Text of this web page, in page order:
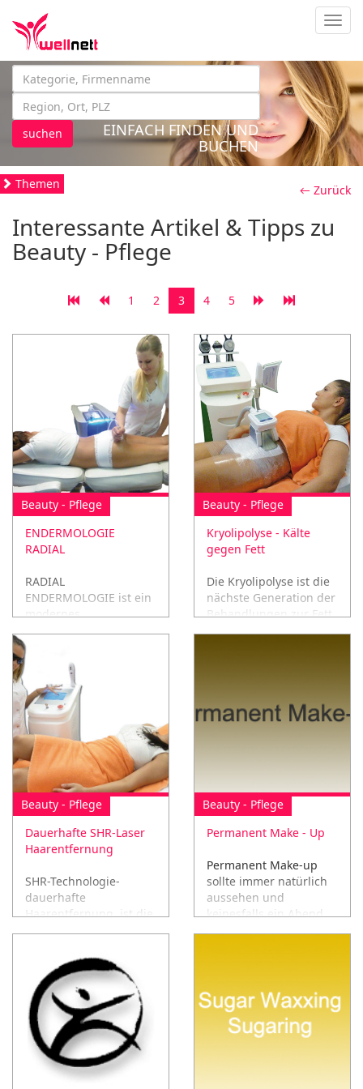
suchen
EINFACH FINDEN UND
BUCHEN
Themen ← Zurück
Interessante Artikel & Tipps zu
Beauty - Pflege
1 2 3 4 5
Beauty - Pflege
ENDERMOLOGIE
RADIAL
RADIAL
ENDERMOLOGIE ist ein
modernes
Kombinationsgerät für
Bodyshaping und
Cellulite-Behandlungen
auf der Basis der neuen
RADIAL Technologie.
Beauty - Pflege
Kryolipolyse - Kälte
gegen Fett
Die Kryolipolyse ist die
nächste Generation der
Behandlungen zur Fett
Reduktion -
Beauty - Pflege
Dauerhafte SHR-Laser
Haarentfernung
SHR-Technologie-
dauerhafte
Haarentfernung, ist die
weltweit beliebtesten
verbreiteten Methode
der Laser-Haar
Entfernung.
Beauty - Pflege
Permanent Make - Up
Permanent Make-up
sollte immer natürlich
aussehen und
keinesfalls ein Abend
Make-up ersetzten.